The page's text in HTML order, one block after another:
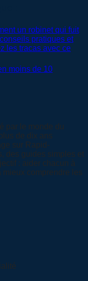
moins de 10
par le monde du
de dix ans
sur Rapid-
des guides simples et
: aider chacun à
mieux comprendre les